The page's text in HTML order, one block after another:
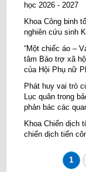
học 2026 - 2027
Khoa Công binh
nghiên cứu sinh
“Một chiếc áo –
tâm Bảo trợ xã
của Hội Phụ nữ
Phát huy vai trò
Lục quân trong
phản bác các
Khoa Chiến dịch
chiến dịch tiến
1